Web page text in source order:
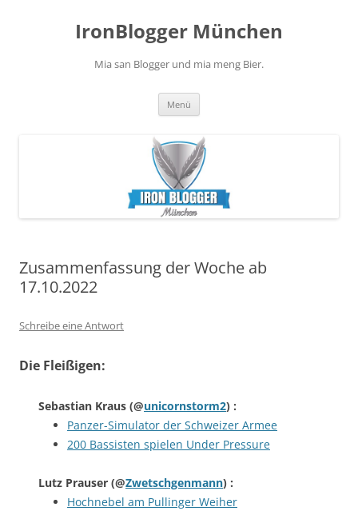
IronBlogger München
Mia san Blogger und mia meng Bier.
Menü
Zusammenfassung der Woche ab
17.10.2022
Schreibe eine Antwort
Die Fleißigen:
Sebastian Kraus (@unicornstorm2) :
Panzer-Simulator der Schweizer Armee
200 Bassisten spielen Under Pressure
Lutz Prauser (@Zwetschgenmann) :
Hochnebel am Pullinger Weiher